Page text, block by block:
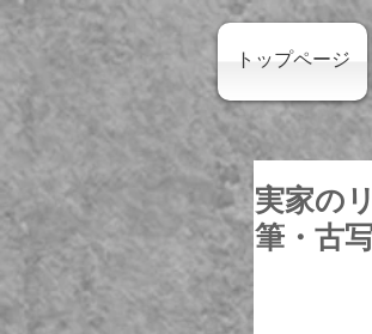
トップページ
実家の
筆・古